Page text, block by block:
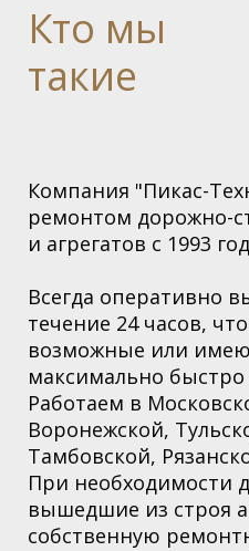
Кто мы
такие
Компания "Пикас-
ремонтом дорожно-
и агрегатов с 1993
Всегда оперативно
течение 24 часов,
возможные или
максимально
Работаем в
Воронежской,
Тамбовской,
При необходимости
вышедшие из строя
собственную